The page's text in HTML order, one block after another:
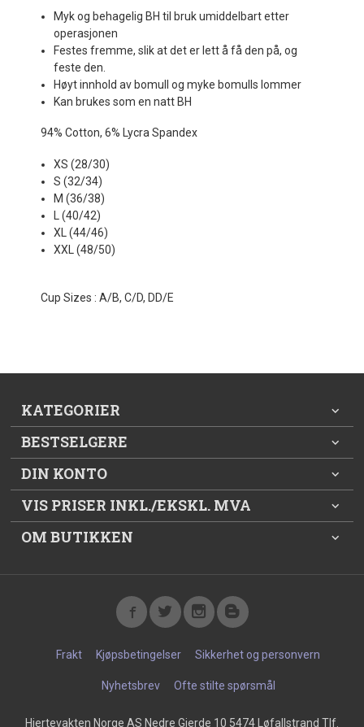
Myk og behagelig BH til bruk umiddelbart etter
operasjonen
Festes fremme, slik at det er lett å få den på, og
feste den.
Høyt innhold av bomull og myke bomulls lommer
Kan brukes som en natt BH
94% Cotton, 6% Lycra Spandex
XS (28/30)
S (32/34)
M (36/38)
L (40/42)
XL (44/46)
XXL (48/50)
Cup Sizes : A/B, C/D, DD/E
KATEGORIER
BESTSELGERE
DIN KONTO
VIS PRISER INKL./EKSKL. MVA
OM BUTIKKEN
Frakt Kjøpsbetingelser Sikkerhet og personvern
Nyhetsbrev Ofte stilte spørsmål
Hjertevakten Norge AS Nedre Gjerde 10 5474 Løfallstrand Tlf.